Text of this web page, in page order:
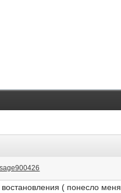
востановления ( понесло